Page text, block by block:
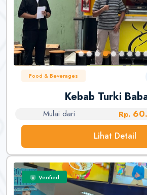
Food & Beverages
Kebab Turki
Mulai dari Rp.
Lihat Detail
Verified